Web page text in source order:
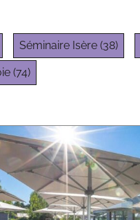
Séminaire Isère (38)
(74)